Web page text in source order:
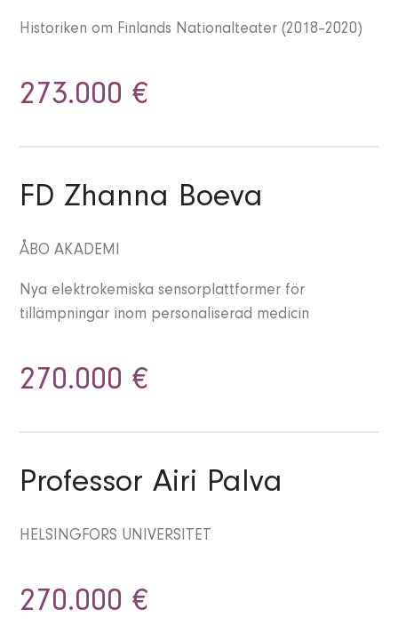
Historiken om Finlands Nationalteater (2018–2020)
273.000 €
FD Zhanna Boeva
ÅBO AKADEMI
Nya elektrokemiska sensorplattformer för
tillämpningar inom personaliserad medicin
270.000 €
Professor Airi Palva
HELSINGFORS UNIVERSITET
270.000 €